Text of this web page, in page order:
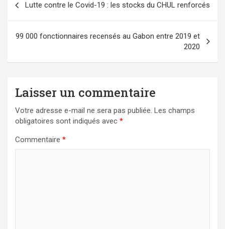
de
l’article
Lutte contre le Covid-19 : les stocks du CHUL renforcés
99 000 fonctionnaires recensés au Gabon entre 2019 et
2020
Laisser un commentaire
Votre adresse e-mail ne sera pas publiée. Les champs
obligatoires sont indiqués avec *
Commentaire *